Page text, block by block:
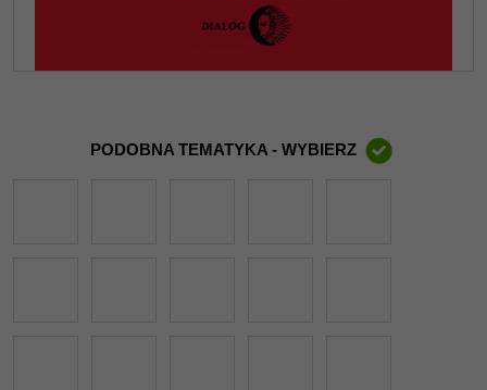
PODOBNA TEMATYKA - WYBIERZ